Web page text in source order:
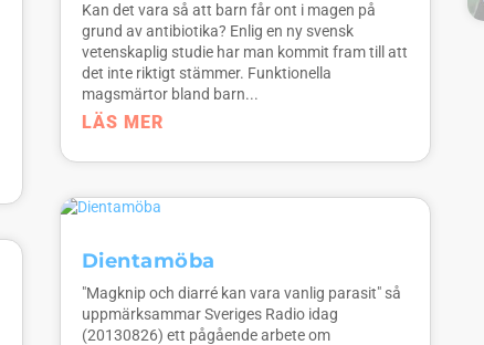
Kan det vara så att barn får ont i magen på
grund av antibiotika? Enlig en ny svensk
vetenskaplig studie har man kommit fram till att
det inte riktigt stämmer. Funktionella
magsmärtor bland barn...
LÄS MER
Dientamöba
"Magknip och diarré kan vara vanlig parasit" så
uppmärksammar Sveriges Radio idag
(20130826) ett pågående arbete om